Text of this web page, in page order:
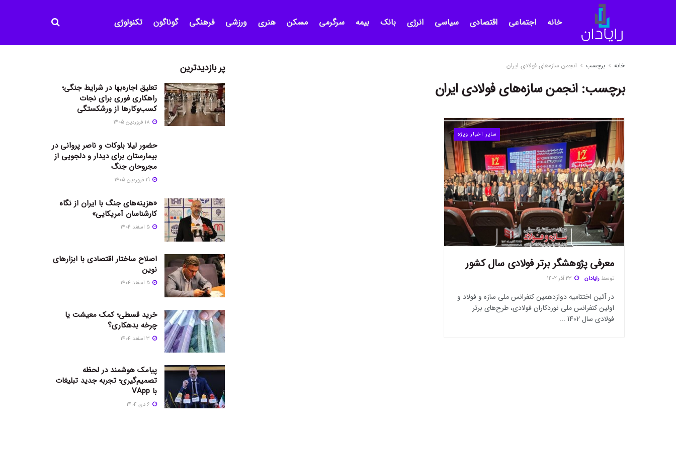
خانه اجتماعی اقتصادی سیاسی انرژی بانک بیمه سرگرمی مسکن هنری ورزشی فرهنگی گوناگون تکنولوژی
خانه برچسب انجمن سازه‌های فولادی ایران
برچسب:انجمن سازه‌های فولادی ایران
سایر اخبار ویژه
معرفی پژوهشگر برتر فولادی سال کشور
توسط رایادان
در آئین اختتامیه دوازدهمین کنفرانس ملی سازه و فولاد و
اولین کنفرانس ملی نوردکاران فولادی، طرح‌های برتر
فولادی سال 1402 ...
پر بازدیدترین
تعلیق اجاره‌بها در شرایط جنگی؛
راهکاری فوری برای نجات
کسب‌وکارها از ورشکستگی
حضور لیلا بلوکات و ناصر پروانی در
بیمارستان برای دیدار و دلجویی از
مجروحان جنگ
«هزینه‌های جنگ با ایران از نگاه
کارشناسان آمریکایی»
اصلاح ساختار اقتصادی با ابزارهای
نوین
خرید قسطی؛ کمک معیشت یا
چرخه بدهکاری؟
پیامک هوشمند در لحظه
تصمیم‌گیری؛ تجربه جدید تبلیغات
با VApp